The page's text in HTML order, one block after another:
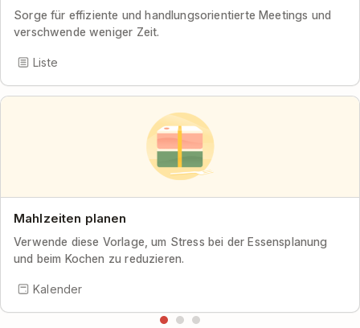
Sorge für effiziente und handlungsorientierte Meetings und
verschwende weniger Zeit.
Liste
Mahlzeiten planen
Verwende diese Vorlage, um Stress bei der Essensplanung
und beim Kochen zu reduzieren.
Kalender